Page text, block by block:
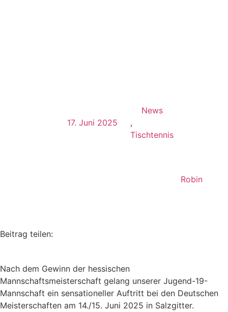
17. Juni 2025
News
,
Tischtennis
Robin
Beitrag teilen:
Nach dem Gewinn der hessischen
Mannschaftsmeisterschaft gelang unserer Jugend-19-
Mannschaft ein sensationeller Auftritt bei den Deutschen
Meisterschaften am 14./15. Juni 2025 in Salzgitter.